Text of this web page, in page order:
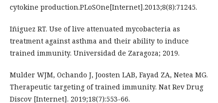
cytokine production.PLoSOne[Internet].2013;8(8):71245.
Iñiguez RT. Use of live attenuated mycobacteria as
treatment against asthma and their ability to induce
trained immunity. Universidad de Zaragoza; 2019.
Mulder WJM, Ochando J, Joosten LAB, Fayad ZA, Netea MG.
Therapeutic targeting of trained immunity. Nat Rev Drug
Discov [Internet]. 2019;18(7):553-66.